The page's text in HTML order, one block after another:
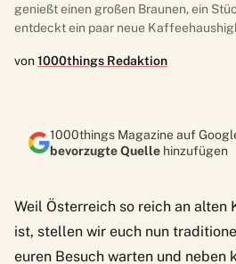
genießt einen großen Braunen, ein
entdeckt ein paar neue
von1000things Redaktion
1000things Magazine auf
bevorzugte Quelle hinzufügen
Weil Österreich so reich an alten
ist, stellen wir euch nun
euren Besuch warten und neben